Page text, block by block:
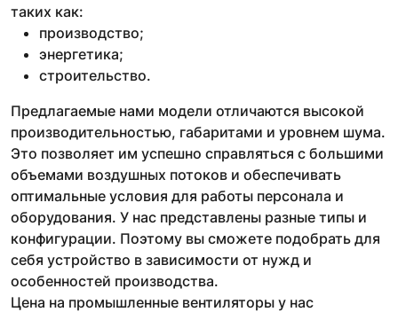
таких как:
производство;
энергетика;
строительство.
Предлагаемые нами модели отличаются высокой
производительностью, габаритами и уровнем шума.
Это позволяет им успешно справляться с большими
объемами воздушных потоков и обеспечивать
оптимальные условия для работы персонала и
оборудования. У нас представлены разные типы и
конфигурации. Поэтому вы сможете подобрать для
себя устройство в зависимости от нужд и
особенностей производства.
Цена на промышленные вентиляторы у нас